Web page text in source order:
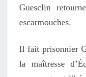
Guesclin
escarmouches.
Il fait prisonnier
la maîtresse